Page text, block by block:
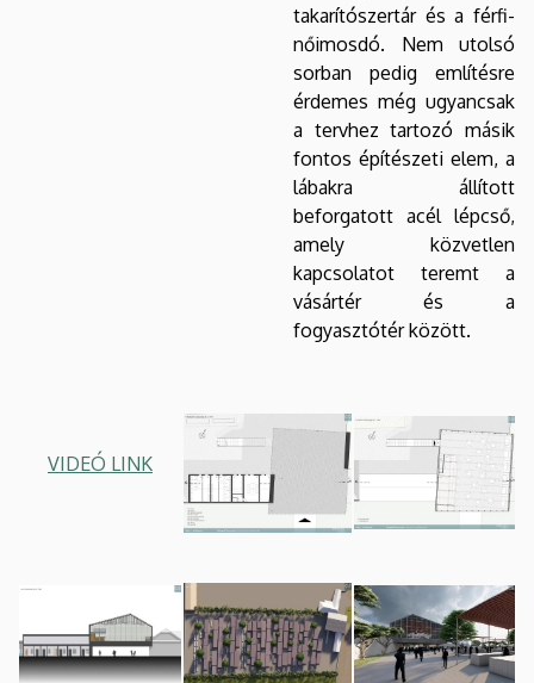
takarítószertár és a férfi-
nőimosdó. Nem utolsó
sorban pedig említésre
érdemes még ugyancsak
a tervhez tartozó másik
fontos építészeti elem, a
lábakra állított
beforgatott acél lépcső,
amely közvetlen
kapcsolatot teremt a
vásártér és a
fogyasztótér között.
VIDEÓ LINK